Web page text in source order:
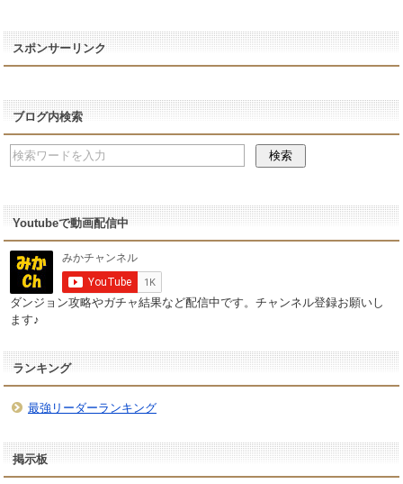
スポンサーリンク
ブログ内検索
Youtubeで動画配信中
ダンジョン攻略やガチャ結果など配信中です。チャンネル登録お願いし
ます♪
ランキング
最強リーダーランキング
掲示板